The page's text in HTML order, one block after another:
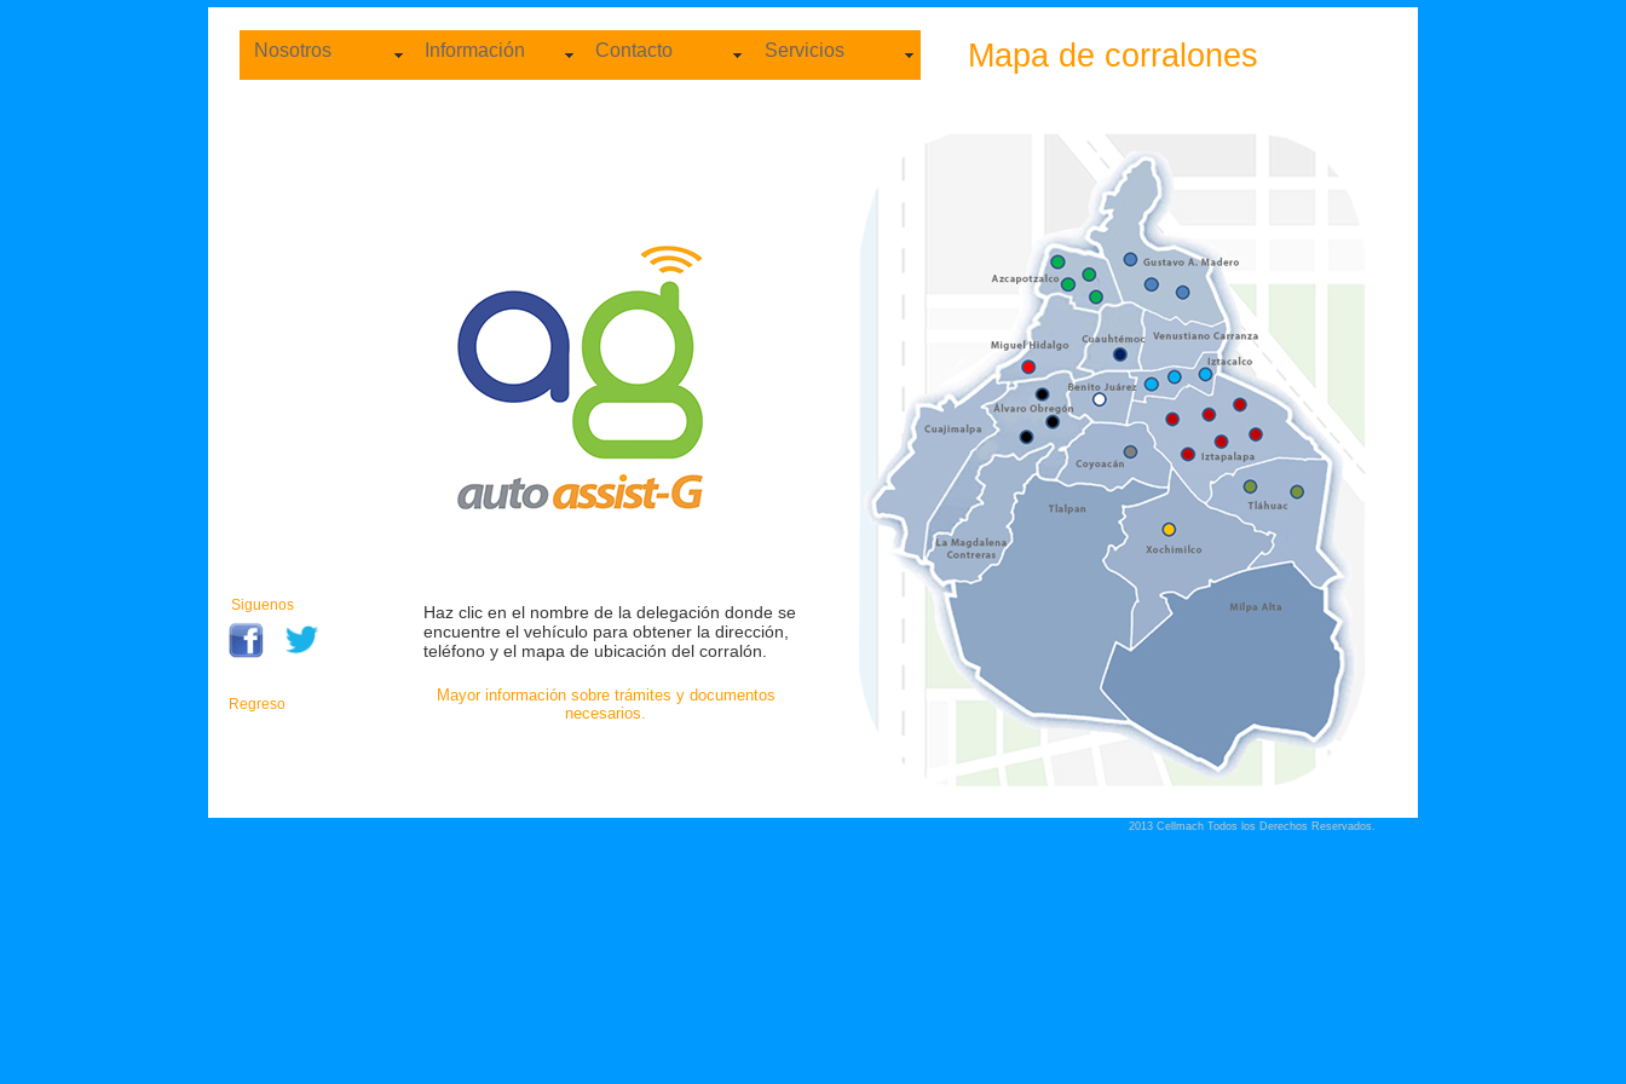
Siguenos
2013 Cellmach Todos los Derechos Reservados.
Mapa de corralones
Regreso
Nosotros Información Contacto Servicios
Haz clic en el nombre de la delegación donde se
encuentre el vehículo para obtener la dirección,
teléfono y el mapa de ubicación del corralón.
Mayor información sobre trámites y documentos
necesarios.